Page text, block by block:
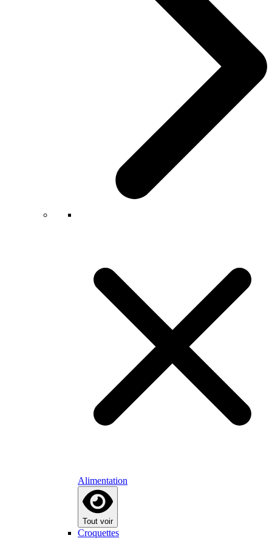
Alimentation
Tout voir
Croquettes